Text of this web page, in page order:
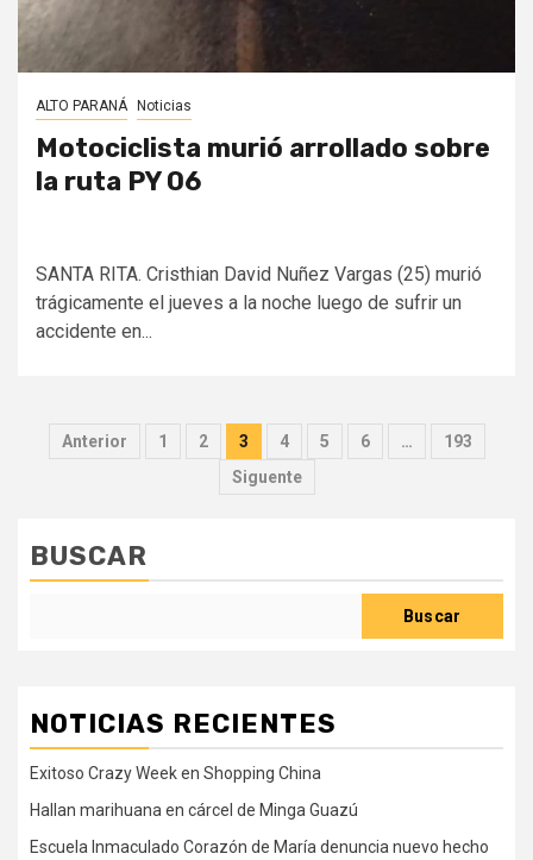
ALTO PARANÁ Noticias
Motociclista murió arrollado sobre
la ruta PY 06
SANTA RITA. Cristhian David Nuñez Vargas (25) murió
trágicamente el jueves a la noche luego de sufrir un
accidente en...
Paginación
Anterior 1 2 3 4 5 6 …
193
Siguente
BUSCAR
Buscar
NOTICIAS RECIENTES
Exitoso Crazy Week en Shopping China
Hallan marihuana en cárcel de Minga Guazú
Escuela Inmaculado Corazón de María denuncia nuevo hecho